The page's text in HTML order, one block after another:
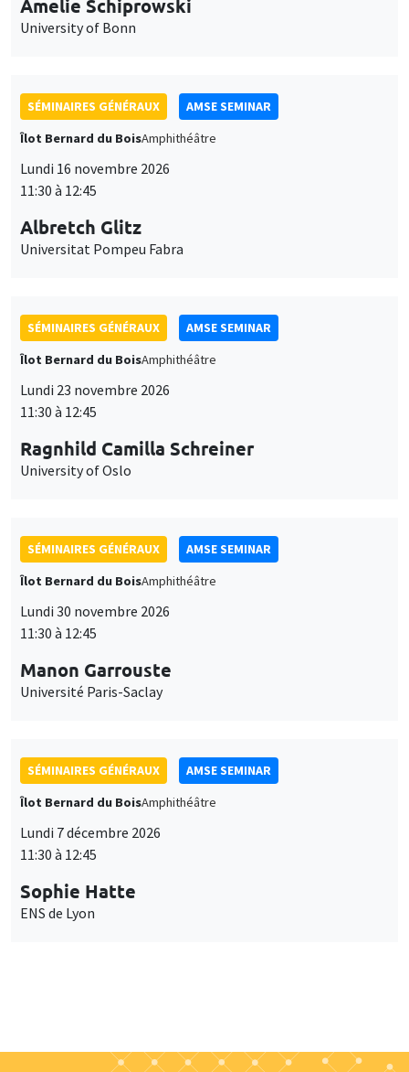
Amelie Schiprowski
University of Bonn
SÉMINAIRES GÉNÉRAUX
AMSE SEMINAR
Îlot Bernard du BoisAmphithéâtre
Lundi 16 novembre 2026
11:30 à 12:45
Albretch Glitz
Universitat Pompeu Fabra
SÉMINAIRES GÉNÉRAUX
AMSE SEMINAR
Îlot Bernard du BoisAmphithéâtre
Lundi 23 novembre 2026
11:30 à 12:45
Ragnhild Camilla Schreiner
University of Oslo
SÉMINAIRES GÉNÉRAUX
AMSE SEMINAR
Îlot Bernard du BoisAmphithéâtre
Lundi 30 novembre 2026
11:30 à 12:45
Manon Garrouste
Université Paris-Saclay
SÉMINAIRES GÉNÉRAUX
AMSE SEMINAR
Îlot Bernard du BoisAmphithéâtre
Lundi 7 décembre 2026
11:30 à 12:45
Sophie Hatte
ENS de Lyon